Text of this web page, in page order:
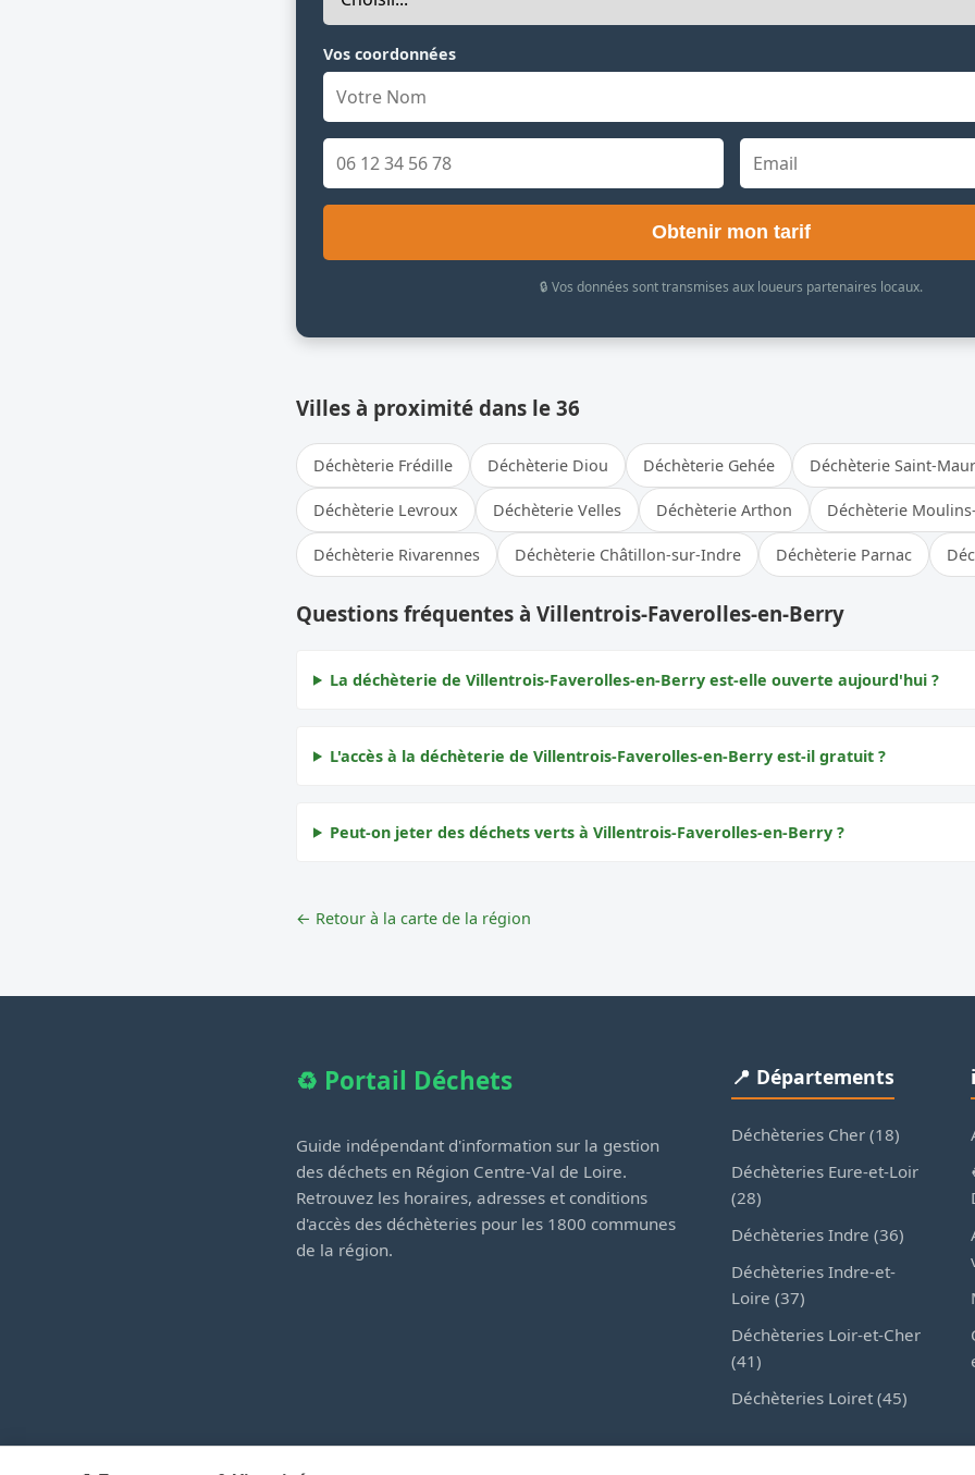
Vos coordonnées
Obtenir mon tarif
🔒 Vos données sont transmises aux loueurs partenaires locaux.
Villes à proximité dans le 36
Déchèterie Frédille Déchèterie Diou Déchèterie Gehée Déchèterie Saint-Maur
Déchèterie Levroux Déchèterie Velles Déchèterie Arthon Déchèterie
Déchèterie Rivarennes Déchèterie Châtillon-sur-Indre Déchèterie Parnac
Questions fréquentes à Villentrois-Faverolles-en-Berry
La déchèterie de Villentrois-Faverolles-en-Berry est-elle ouverte aujourd'hui ?
L'accès à la déchèterie de Villentrois-Faverolles-en-Berry est-il gratuit ?
Peut-on jeter des déchets verts à Villentrois-Faverolles-en-Berry ?
← Retour à la carte de la région
♻️ Portail Déchets
Guide indépendant d'information sur la gestion
des déchets en Région Centre-Val de Loire.
Retrouvez les horaires, adresses et conditions
d'accès des déchèteries pour les 1800 communes
de la région.
📍 Départements
Déchèteries Cher (18)
Déchèteries Eure-et-Loir
(28)
Déchèteries Indre (36)
Déchèteries Indre-et-
Loire (37)
Déchèteries Loir-et-Cher
(41)
Déchèteries Loiret (45)